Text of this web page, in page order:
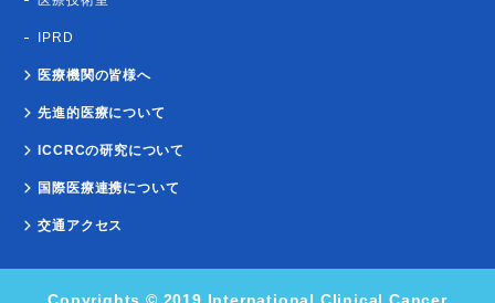
IPRD
医療機関の皆様へ
先進的医療について
ICCRCの研究について
国際医療連携について
交通アクセス
Copyrights © 2019 International Clinical Cancer